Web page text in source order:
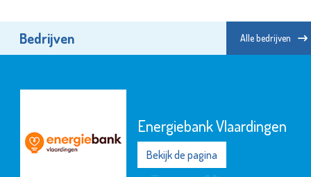
Bedrijven Alle bedrijven
Energiebank Vlaardingen
Bekijk de pagina